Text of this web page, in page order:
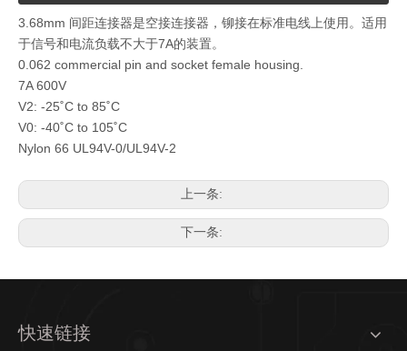
3.68mm 间距连接器是空接连接器，铆接在标准电线上使用。适用
于信号和电流负载不大于7A的装置。
0.062 commercial pin and socket female housing.
7A 600V
V2: -25˚C to 85˚C
V0: -40˚C to 105˚C
Nylon 66 UL94V-0/UL94V-2
上一条:
下一条:
快速链接